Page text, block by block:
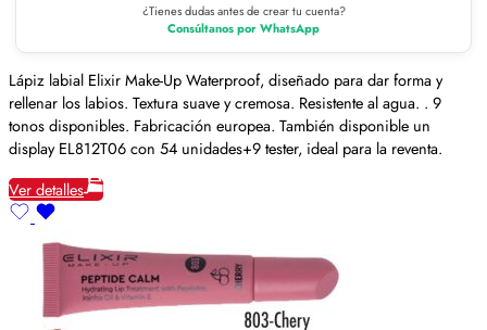
¿Tienes dudas antes de crear tu cuenta?
Consúltanos por WhatsApp
Lápiz labial Elixir Make-Up Waterproof, diseñado para dar forma y
rellenar los labios. Textura suave y cremosa. Resistente al agua. . 9
tonos disponibles. Fabricación europea. También disponible un
display EL812T06 con 54 unidades+9 tester, ideal para la reventa.
Ver detalles